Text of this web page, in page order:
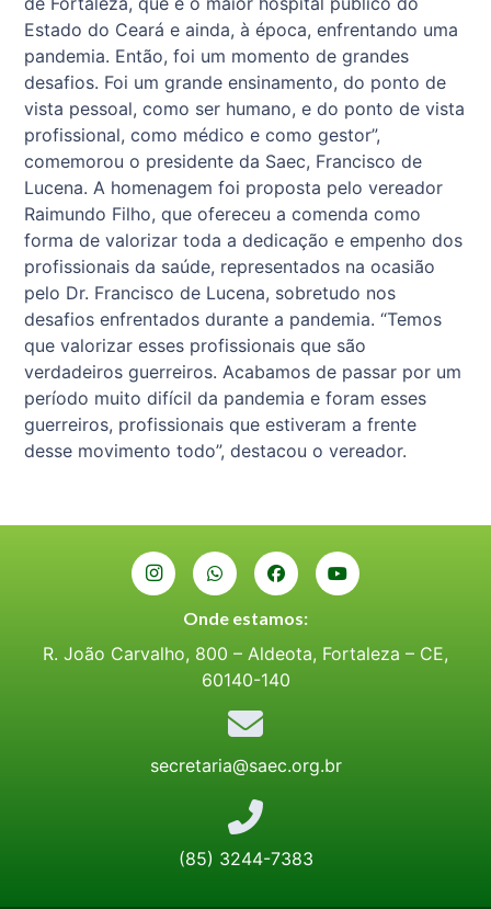
Estado do Ceará e ainda, à época, enfrentando uma
pandemia. Então, foi um momento de grandes
desafios. Foi um grande ensinamento, do ponto de
vista pessoal, como ser humano, e do ponto de vista
profissional, como médico e como gestor”,
comemorou o presidente da Saec, Francisco de
Lucena. A homenagem foi proposta pelo vereador
Raimundo Filho, que ofereceu a comenda como
forma de valorizar toda a dedicação e empenho dos
profissionais da saúde, representados na ocasião
pelo Dr. Francisco de Lucena, sobretudo nos
desafios enfrentados durante a pandemia. “Temos
que valorizar esses profissionais que são
verdadeiros guerreiros. Acabamos de passar por um
período muito difícil da pandemia e foram esses
guerreiros, profissionais que estiveram a frente
desse movimento todo”, destacou o vereador.
Onde estamos:
R. João Carvalho, 800 – Aldeota, Fortaleza – CE,
60140-140
secretaria@saec.org.br
(85) 3244-7383